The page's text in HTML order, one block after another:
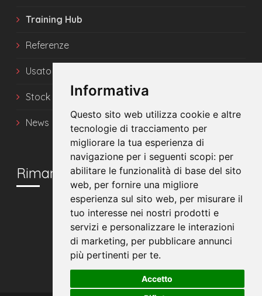
Informativa
Questo sito web utilizza cookie e altre
tecnologie di tracciamento per
migliorare la tua esperienza di
navigazione per i seguenti scopi: per
abilitare le funzionalità di base del sito
web, per fornire una migliore
esperienza sul sito web, per misurare il
tuo interesse nei nostri prodotti e
servizi e personalizzare le interazioni
di marketing, per pubblicare annunci
più pertinenti per te.
Accetto
Training Hub
Referenze
Usato
Stock
News
Rimani in contatto